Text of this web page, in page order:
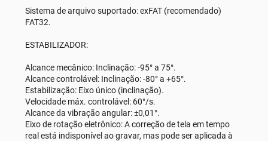
Sistema de arquivo suportado: exFAT (recomendado)
FAT32.
ESTABILIZADOR:
Alcance mecânico: Inclinação: -95° a 75°.
Alcance controlável: Inclinação: -80° a +65°.
Estabilização: Eixo único (inclinação).
Velocidade máx. controlável: 60°/s.
Alcance da vibração angular: ±0,01°.
Eixo de rotação eletrônico: A correção de tela em tempo
real está indisponível ao gravar, mas pode ser aplicada à